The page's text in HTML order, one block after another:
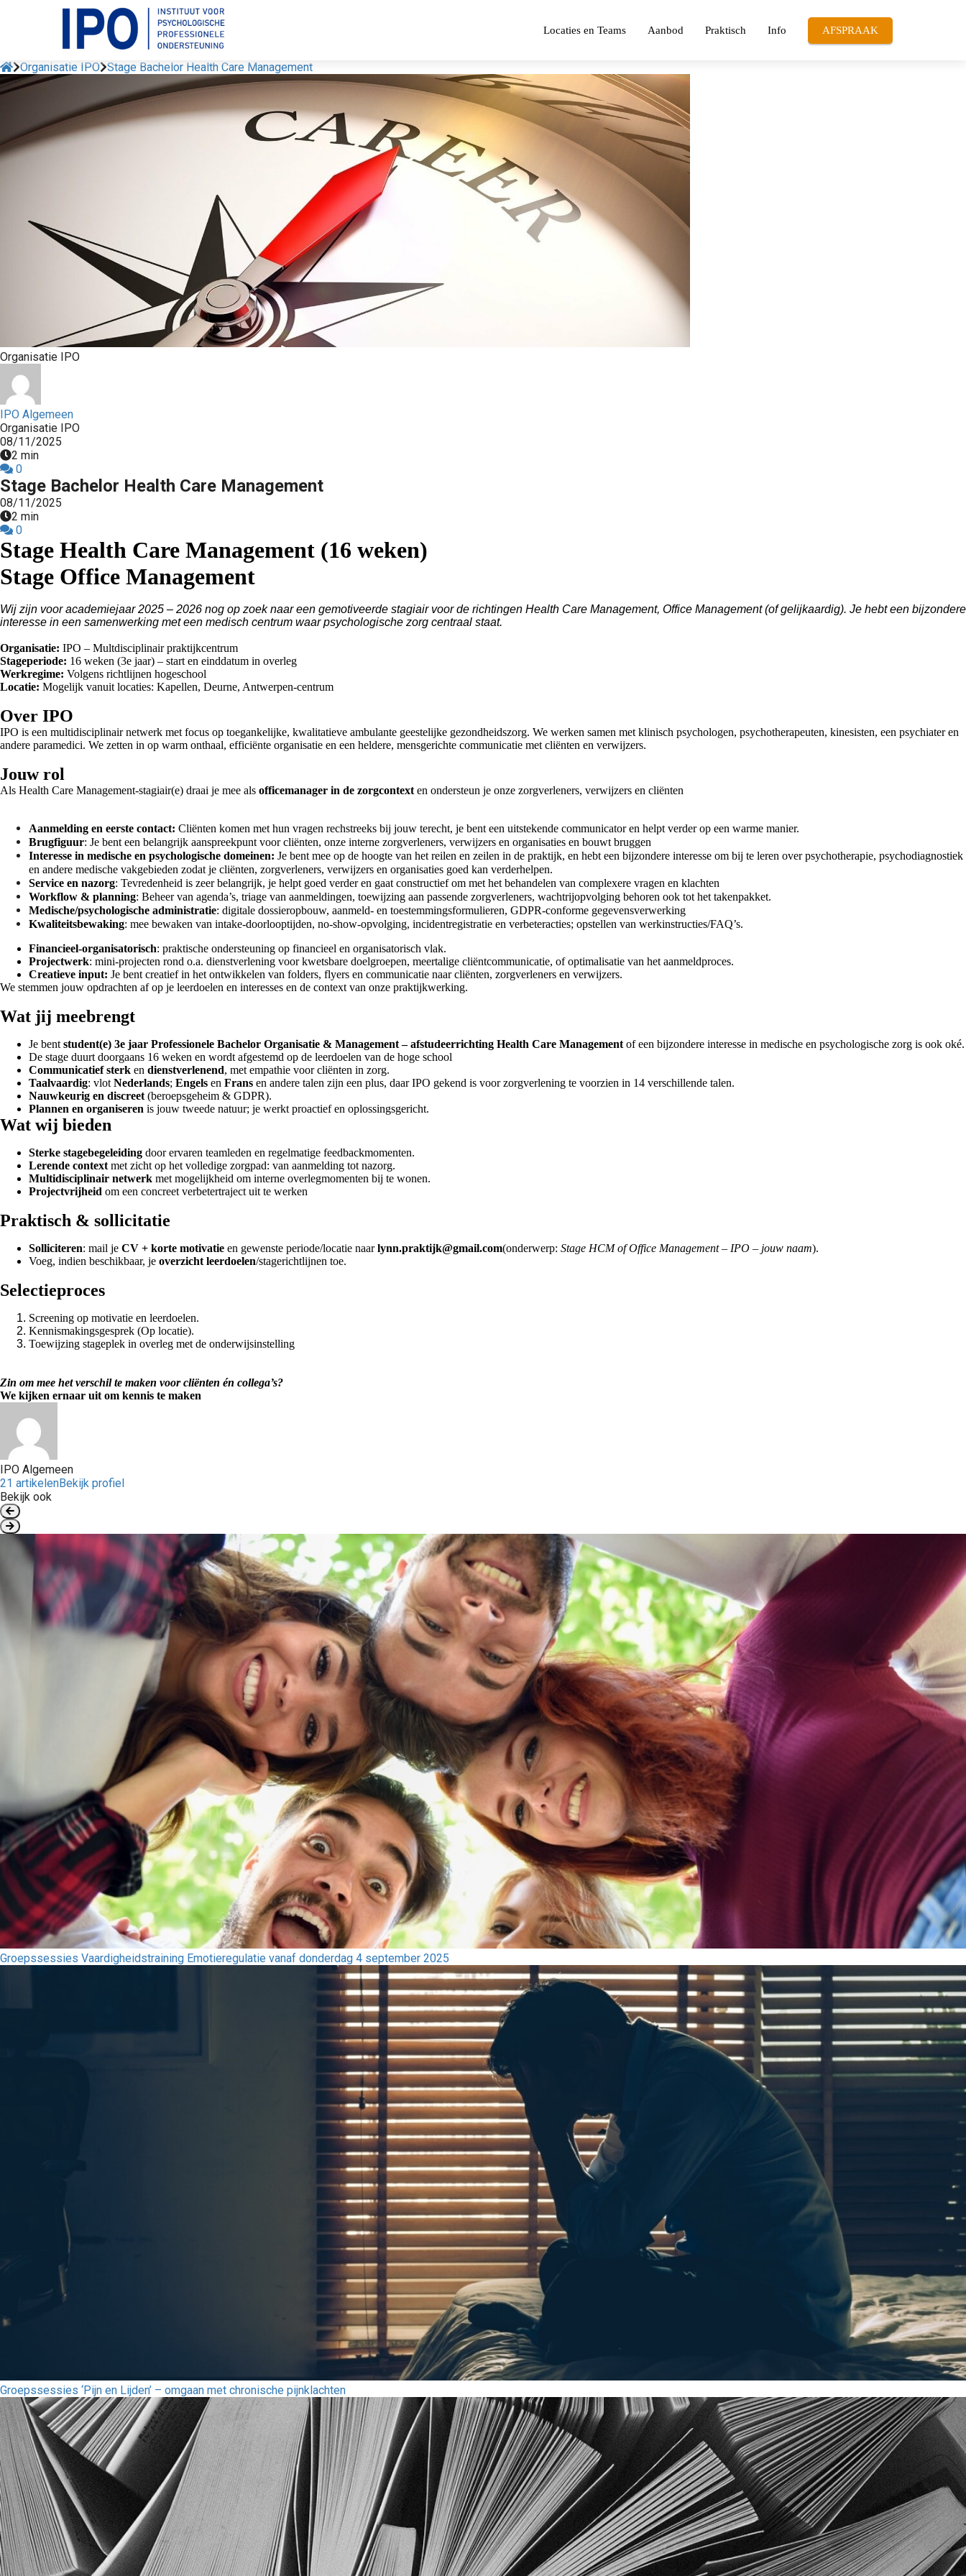
Locaties en Teams Aanbod Praktisch Info AFSPRAAK
Organisatie IPO Stage Bachelor Health Care Management
Organisatie IPO
IPO Algemeen
Organisatie IPO
08/11/2025
2 min
0
Stage Bachelor Health Care Management
08/11/2025
2 min
0
Stage Health Care Management (16 weken)
Stage Office Management
Wij zijn voor academiejaar 2025 – 2026 nog op zoek naar een gemotiveerde stagiair voor de richtingen Health Care Management, Office Management (of gelijkaardig). Je hebt een bijzondere
interesse in een samenwerking met een medisch centrum waar psychologische zorg centraal staat.
Organisatie: IPO – Multdisciplinair praktijkcentrum
Stageperiode: 16 weken (3e jaar) – start en einddatum in overleg
Werkregime: Volgens richtlijnen hogeschool
Locatie: Mogelijk vanuit locaties: Kapellen, Deurne, Antwerpen-centrum
Over IPO
IPO is een multidisciplinair netwerk met focus op toegankelijke, kwalitatieve ambulante geestelijke gezondheidszorg. We werken samen met klinisch psychologen, psychotherapeuten, kinesisten, een psychiater en
andere paramedici. We zetten in op warm onthaal, efficiënte organisatie en een heldere, mensgerichte communicatie met cliënten en verwijzers.
Jouw rol
Als Health Care Management‑stagiair(e) draai je mee als officemanager in de zorgcontext en ondersteun je onze zorgverleners, verwijzers en cliënten
Aanmelding en eerste contact: Cliënten komen met hun vragen rechstreeks bij jouw terecht, je bent een uitstekende communicator en helpt verder op een warme manier.
Brugfiguur: Je bent een belangrijk aanspreekpunt voor cliënten, onze interne zorgverleners, verwijzers en organisaties en bouwt bruggen
Interesse in medische en psychologische domeinen: Je bent mee op de hoogte van het reilen en zeilen in de praktijk, en hebt een bijzondere interesse om bij te leren over psychotherapie, psychodiagnostiek
en andere medische vakgebieden zodat je cliënten, zorgverleners, verwijzers en organisaties goed kan verderhelpen.
Service en nazorg: Tevredenheid is zeer belangrijk, je helpt goed verder en gaat constructief om met het behandelen van complexere vragen en klachten
Workflow & planning: Beheer van agenda’s, triage van aanmeldingen, toewijzing aan passende zorgverleners, wachtrijopvolging behoren ook tot het takenpakket.
Medische/psychologische administratie: digitale dossieropbouw, aanmeld- en toestemmingsformulieren, GDPR‑conforme gegevensverwerking
Kwaliteitsbewaking: mee bewaken van intake‑doorlooptijden, no‑show‑opvolging, incidentregistratie en verbeteracties; opstellen van werkinstructies/FAQ’s.
Financieel-organisatorisch: praktische ondersteuning op financieel en organisatorisch vlak.
Projectwerk: mini‑projecten rond o.a. dienstverlening voor kwetsbare doelgroepen, meertalige cliëntcommunicatie, of optimalisatie van het aanmeldproces.
Creatieve input: Je bent creatief in het ontwikkelen van folders, flyers en communicatie naar cliënten, zorgverleners en verwijzers.
We stemmen jouw opdrachten af op je leerdoelen en interesses en de context van onze praktijkwerking.
Wat jij meebrengt
Je bent student(e) 3e jaar Professionele Bachelor Organisatie & Management – afstudeerrichting Health Care Management of een bijzondere interesse in medische en psychologische zorg is ook oké.
De stage duurt doorgaans 16 weken en wordt afgestemd op de leerdoelen van de hoge school
Communicatief sterk en dienstverlenend, met empathie voor cliënten in zorg.
Taalvaardig: vlot Nederlands; Engels en Frans en andere talen zijn een plus, daar IPO gekend is voor zorgverlening te voorzien in 14 verschillende talen.
Nauwkeurig en discreet (beroepsgeheim & GDPR).
Plannen en organiseren is jouw tweede natuur; je werkt proactief en oplossingsgericht.
Wat wij bieden
Sterke stagebegeleiding door ervaren teamleden en regelmatige feedbackmomenten.
Lerende context met zicht op het volledige zorgpad: van aanmelding tot nazorg.
Multidisciplinair netwerk met mogelijkheid om interne overlegmomenten bij te wonen.
Projectvrijheid om een concreet verbetertraject uit te werken
Praktisch & sollicitatie
Solliciteren: mail je CV + korte motivatie en gewenste periode/locatie naarlynn.praktijk@gmail.com(onderwerp: Stage HCM of Office Management – IPO – jouw naam).
Voeg, indien beschikbaar, je overzicht leerdoelen/stagerichtlijnen toe.
Selectieproces
Screening op motivatie en leerdoelen.
Kennismakingsgesprek (Op locatie).
Toewijzing stageplek in overleg met de onderwijsinstelling
Zin om mee het verschil te maken voor cliënten én collega’s?
We kijken ernaar uit om kennis te maken
IPO Algemeen
21 artikelenBekijk profiel
Bekijk ook
Groepssessies Vaardigheidstraining Emotieregulatie vanaf donderdag 4 september 2025
Groepssessies ‘Pijn en Lijden’ – omgaan met chronische pijnklachten